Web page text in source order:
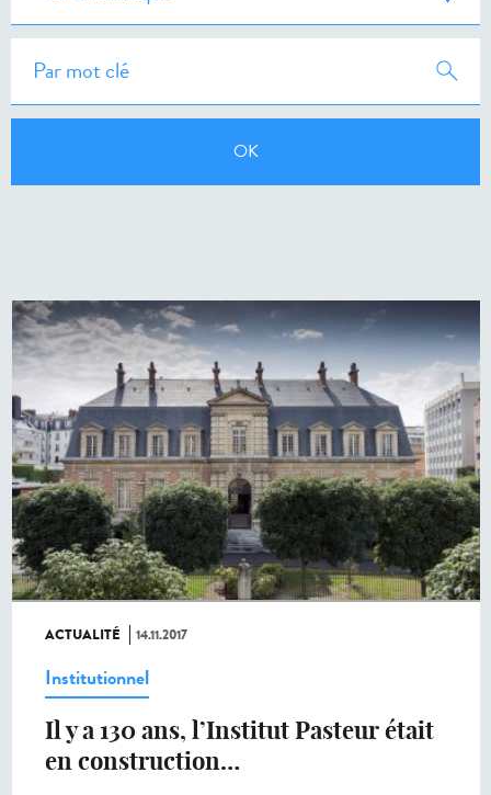
ACTUALITÉ 14.11.2017
Institutionnel
Il y a 130 ans, l’Institut Pasteur était
en construction…